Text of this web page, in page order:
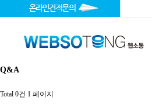
Q&A
Total 0건 1 페이지